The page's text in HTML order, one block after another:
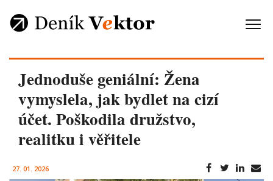
Jednoduše geniální: Žena
vymyslela, jak bydlet na cizí
účet. Poškodila družstvo,
realitku i věřitele
27. 01. 2026